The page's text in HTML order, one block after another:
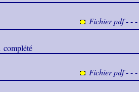
Fichier pdf- - -
complété
Fichier pdf- - -